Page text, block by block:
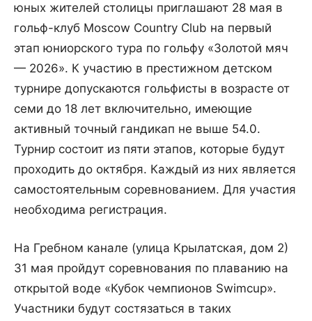
юных жителей столицы приглашают 28 мая в
гольф-клуб Moscow Country Club на первый
этап юниорского тура по гольфу «Золотой мяч
— 2026». К участию в престижном детском
турнире допускаются гольфисты в возрасте от
семи до 18 лет включительно, имеющие
активный точный гандикап не выше 54.0.
Турнир состоит из пяти этапов, которые будут
проходить до октября. Каждый из них является
самостоятельным соревнованием. Для участия
необходима регистрация.
На Гребном канале (улица Крылатская, дом 2)
31 мая пройдут соревнования по плаванию на
открытой воде «Кубок чемпионов Swimcup».
Участники будут состязаться в таких